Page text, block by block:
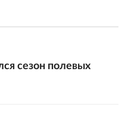
сезон полевых